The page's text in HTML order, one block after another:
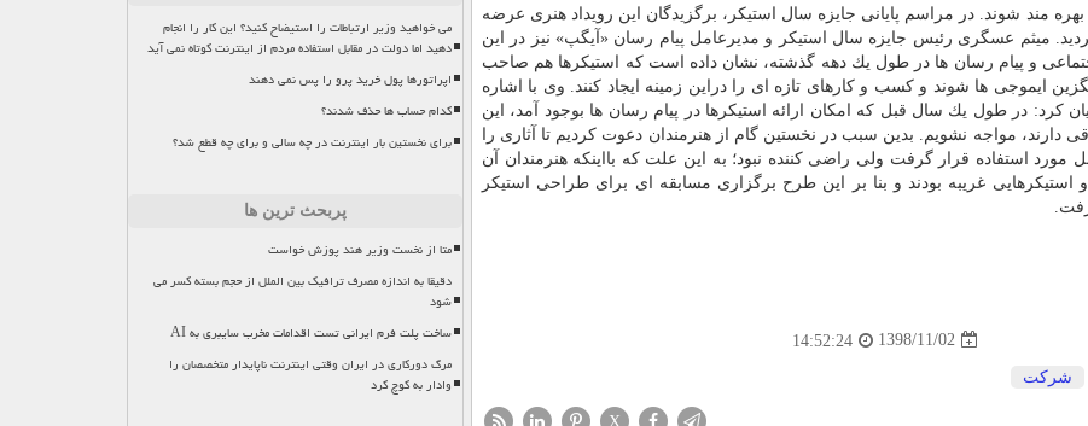
مند شوند. در مراسم پایانی جایزه سال استیكر، برگزیدگان این رویداد هنری عرضه
میثم عسگری رئیس جایزه سال استیكر و مدیرعامل پیام رسان «آیگپ» نیز در این
و پیام رسان ها در طول یك دهه گذشته، نشان داده است كه استیكرها هم صاحب
ایموجی ها شوند و كسب و كارهای تازه ای را دراین زمینه ایجاد كنند. وی با اشاره
كرد: در طول یك سال قبل كه امكان ارائه استیكرها در پیام رسان ها بوجود آمد، این
دارند، مواجه نشویم. بدین سبب در نخستین گام از هنرمندان دعوت كردیم تا آثاری را
مورد استفاده قرار گرفت ولی راضی كننده نبود؛ به این علت كه بااینكه هنرمندان آن
استیكرهایی غریبه بودند و بنا بر این طرح برگزاری مسابقه ای برای طراحی استیكر
1398/11/02
14:52:24
شركت
X
می خواهید وزیر ارتباطات را استیضاح کنید؟ این کار را انجام
دهید اما دولت در مقابل استفاده مردم از اینترنت کوتاه نمی آید
اپراتورها پول خرید پرو را پس نمی دهند
کدام حساب ها حذف شدند؟
برای نخستین بار اینترنت در چه سالی و برای چه قطع شد؟
پربحث ترین ها
متا از نخست وزیر هند پوزش خواست
دقیقا به اندازه مصرف ترافیک بین الملل از حجم بسته کسر می
شود
ساخت پلت فرم ایرانی تست اقدامات مخرب سایبری به AI
مرگ دورکاری در ایران وقتی اینترنت ناپایدار متخصصان را
وادار به کوچ کرد